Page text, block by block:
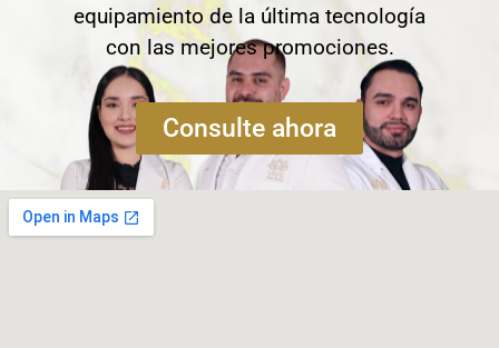
equipamiento de la última tecnología
con las mejores promociones.
Consulte ahora